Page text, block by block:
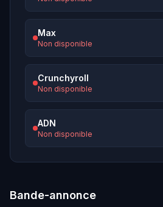
Max
Non disponible
Crunchyroll
Non disponible
ADN
Non disponible
Bande-annonce